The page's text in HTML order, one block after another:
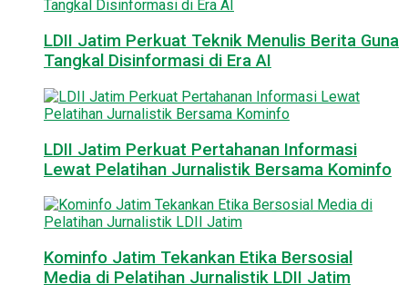
LDII Jatim Perkuat Teknik Menulis Berita Guna
Tangkal Disinformasi di Era AI
LDII Jatim Perkuat Pertahanan Informasi
Lewat Pelatihan Jurnalistik Bersama Kominfo
Kominfo Jatim Tekankan Etika Bersosial
Media di Pelatihan Jurnalistik LDII Jatim